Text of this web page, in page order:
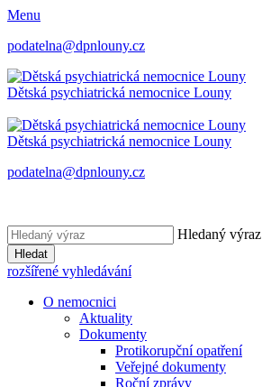
Menu
podatelna@dpnlouny.cz
Dětská psychiatrická nemocnice Louny
Dětská psychiatrická nemocnice Louny
podatelna@dpnlouny.cz
Hledaný výraz
Hledat
rozšířené vyhledávání
O nemocnici
Aktuality
Dokumenty
Protikorupční opatření
Veřejné dokumenty
Roční zprávy